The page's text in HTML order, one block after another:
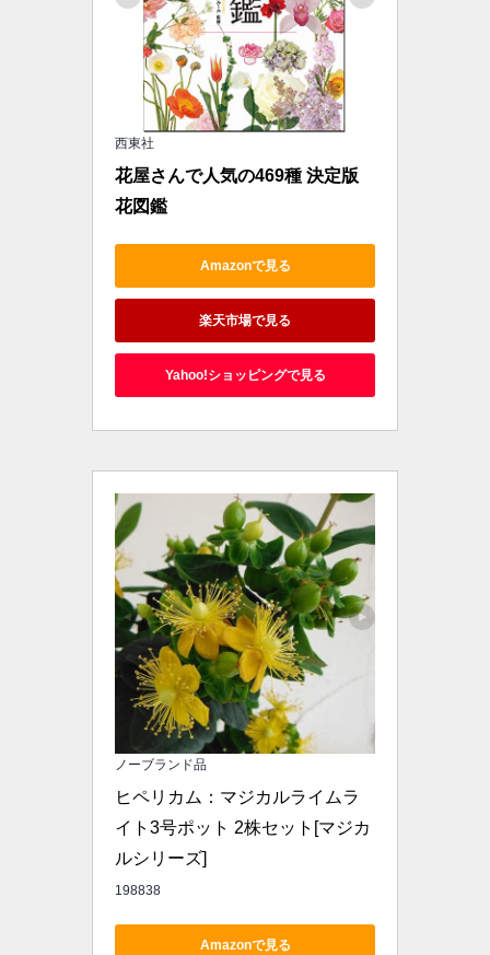
西東社
花屋さんで人気の469種 決定版
花図鑑
Amazonで見る
楽天市場で見る
Yahoo!ショッピングで見る
ノーブランド品
ヒペリカム：マジカルライムラ
イト3号ポット 2株セット[マジカ
ルシリーズ]
198838
Amazonで見る